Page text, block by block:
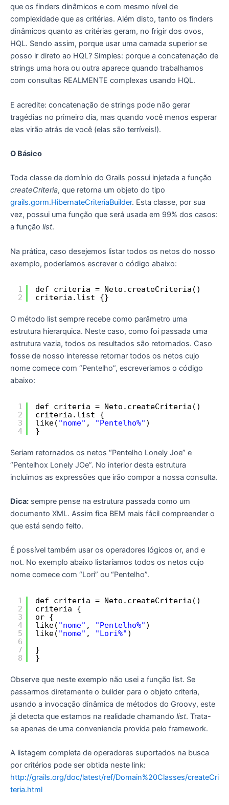
que os finders dinâmicos e com mesmo nível de
complexidade que as critérias. Além disto, tanto os finders
dinâmicos quanto as critérias geram, no frigir dos ovos,
HQL. Sendo assim, porque usar uma camada superior se
posso ir direto ao HQL? Simples: porque a concatenação de
strings uma hora ou outra aparece quando trabalhamos
com consultas REALMENTE complexas usando HQL.
E acredite: concatenação de strings pode não gerar
tragédias no primeiro dia, mas quando você menos esperar
elas virão atrás de você (elas são terríveis!).
O Básico
Toda classe de domínio do Grails possui injetada a função
createCriteria, que retorna um objeto do tipo
grails.gorm.HibernateCriteriaBuilder. Esta classe, por sua
vez, possui uma função que será usada em 99% dos casos:
a função list.
Na prática, caso desejemos listar todos os netos do nosso
exemplo, poderíamos escrever o código abaixo:
1
2
def criteria = Neto.createCriteria()
criteria.list {}
O método list sempre recebe como parâmetro uma
estrutura hierarquica. Neste caso, como foi passada uma
estrutura vazia, todos os resultados são retornados. Caso
fosse de nosso interesse retornar todos os netos cujo
nome comece com “Pentelho”, escreveriamos o código
abaixo:
1
2
3
4
def criteria = Neto.createCriteria()
criteria.list {
like( "nome" , "Pentelho%" )
}
Seriam retornados os netos “Pentelho Lonely Joe” e
“Pentelhox Lonely JOe”. No interior desta estrutura
incluimos as expressões que irão compor a nossa consulta.
Dica: sempre pense na estrutura passada como um
documento XML. Assim fica BEM mais fácil compreender o
que está sendo feito.
É possível também usar os operadores lógicos or, and e
not. No exemplo abaixo listaríamos todos os netos cujo
nome comece com “Lori” ou “Pentelho”.
1
2
3
4
5
6
7
8
def criteria = Neto.createCriteria()
criteria {
or {
like( "nome" , "Pentelho%" )
like( "nome" , "Lori%" )
}
}
Observe que neste exemplo não usei a função list. Se
passarmos diretamente o builder para o objeto criteria,
usando a invocação dinâmica de métodos do Groovy, este
já detecta que estamos na realidade chamando list. Trata-
se apenas de uma conveniencia provida pelo framework.
A listagem completa de operadores suportados na busca
por critérios pode ser obtida neste link:
http://grails.org/doc/latest/ref/Domain%20Classes/createCri
teria.html